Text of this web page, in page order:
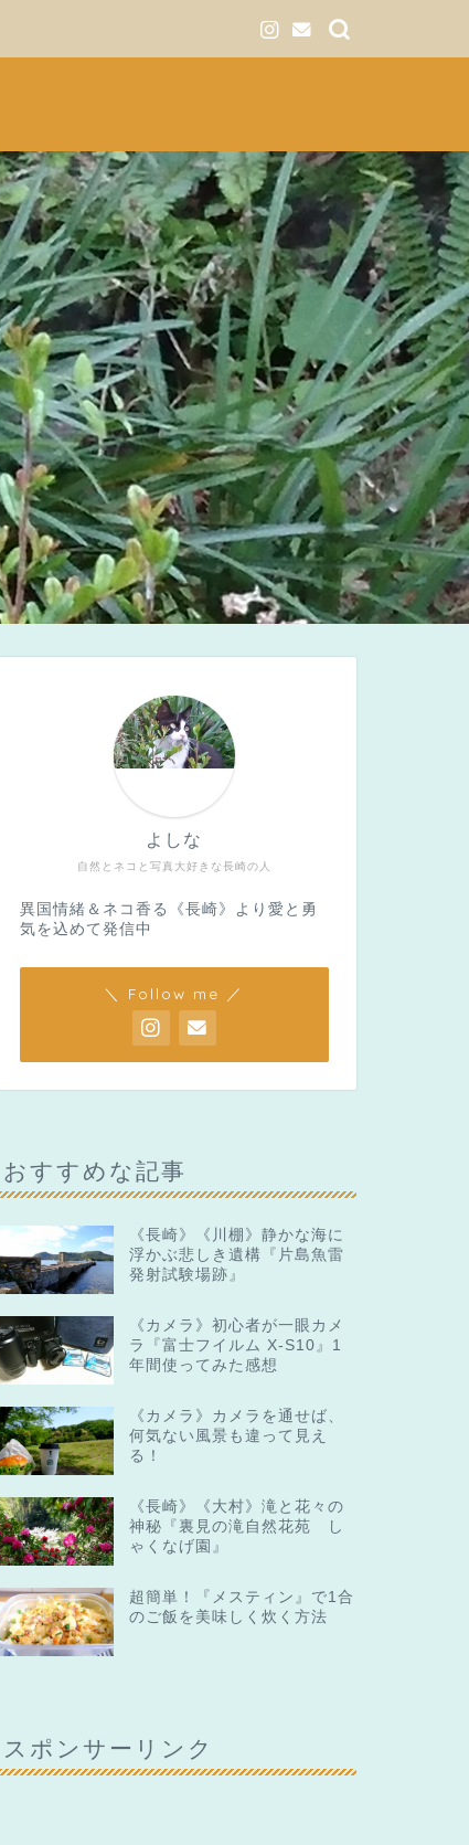
自然とネコと写真大好きな長崎の人
よしな
異国情緒＆ネコ香る《長崎》より愛と勇
気を込めて発信中
＼ Follow me ／
おすすめな記事
《長崎》《川棚》静かな海に
浮かぶ悲しき遺構『片島魚雷
発射試験場跡』
《カメラ》初心者が一眼カメ
ラ『富士フイルム X-S10』1
年間使ってみた感想
《カメラ》カメラを通せば、
何気ない風景も違って見え
る！
《長崎》《大村》滝と花々の
神秘『裏見の滝自然花苑 し
ゃくなげ園』
超簡単！『メスティン』で1合
のご飯を美味しく炊く方法
スポンサーリンク